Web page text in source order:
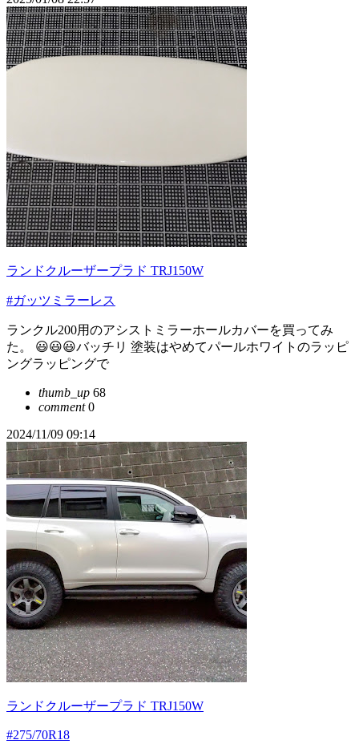
ランドクルーザープラド TRJ150W
#ガッツミラーレス
ランクル200用のアシストミラーホールカバーを買ってみ
た。 😃😃😃バッチリ 塗装はやめてパールホワイトのラッピ
ングラッピングで
thumb_up 68
comment0
2024/11/09 09:14
ランドクルーザープラド TRJ150W
#275/70R18